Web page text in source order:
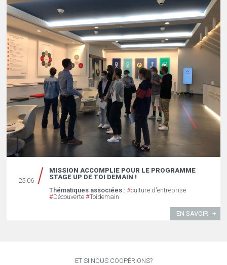
25.06
MISSION ACCOMPLIE POUR LE PROGRAMME
STAGE UP DE TOI DEMAIN !
Thématiques associées : #culture d'entreprise
#Découverte #Toidemain
EN SAVOIR
ET SI NOUS COOPÉRIONS?